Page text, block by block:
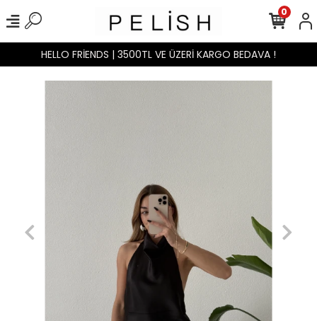
HELLO FRİENDS | 3500TL VE ÜZERİ KARGO BEDAVA !
0